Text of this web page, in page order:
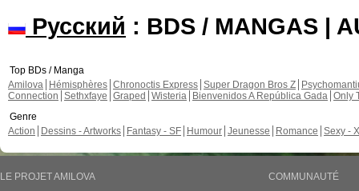
Русский : BDS / MANGAS |
Top BDs / Manga
Amilova
Hémisphères Chronoctis Express Super Dragon Bros Z
Connection Sethxfaye Graped Wisteria Bienvenidos A República Gada Only
Genre
Action
Dessins - Artworks Fantasy - SF Humour Jeunesse Romance Sexy -
LE PROJET AMILOVA
COMMUNAUTÉ